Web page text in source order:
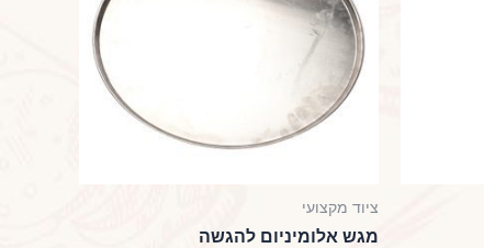
ציוד מקצועי
מגש אלומיניום להגשה